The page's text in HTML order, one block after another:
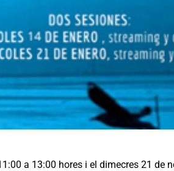
a 13:00 hores i el dimecres 21 de